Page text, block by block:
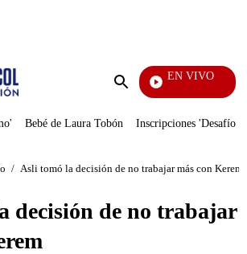
Enviar
EN VIVO
Televentas
Bebé de Laura Tobón Inscripciones 'Desafío'
/ Asli tomó la decisión de no trabajar más con Kerem
decisión de no trabajar